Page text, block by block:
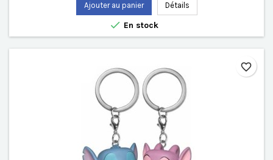
Ajouter au panier Détails
 En stock
favorite_border